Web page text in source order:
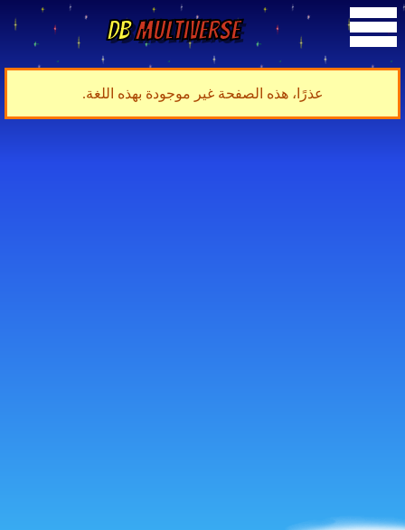
DBMultiverse
عذرًا، هذه الصفحة غير موجودة بهذه اللغة.